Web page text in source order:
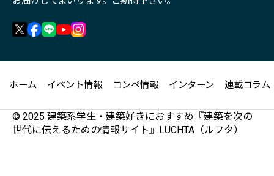
ホーム イベント情報 コンペ情報 インターン 連載コラム
© 2025 建築系学生・建築好きにおすすめ『建築を次の
世代に伝えるための情報サイト』LUCHTA（ルフタ）